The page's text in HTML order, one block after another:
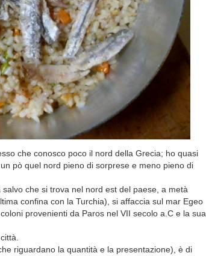
che conosco poco il nord della Grecia; ho quasi
pò quel nord pieno di sorprese e meno pieno di
che si trova nel nord est del paese, a metà
confina con la Turchia), si affaccia sul mar Egeo
provenienti da Paros nel VII secolo a.C e la sua
riguardano la quantità e la presentazione), è di